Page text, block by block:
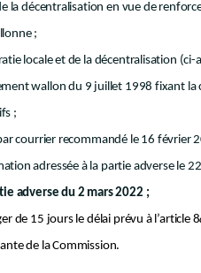
la décentralisation en vue de
;
locale et de la décentralisation
wallon du 9 juillet 1998 fixant
;
courrier recommandé le 16 février
adressée à la partie adverse le
adverse du 2 mars 2022 ;
de 15 jours le délai prévu à l’article 8
de la Commission.